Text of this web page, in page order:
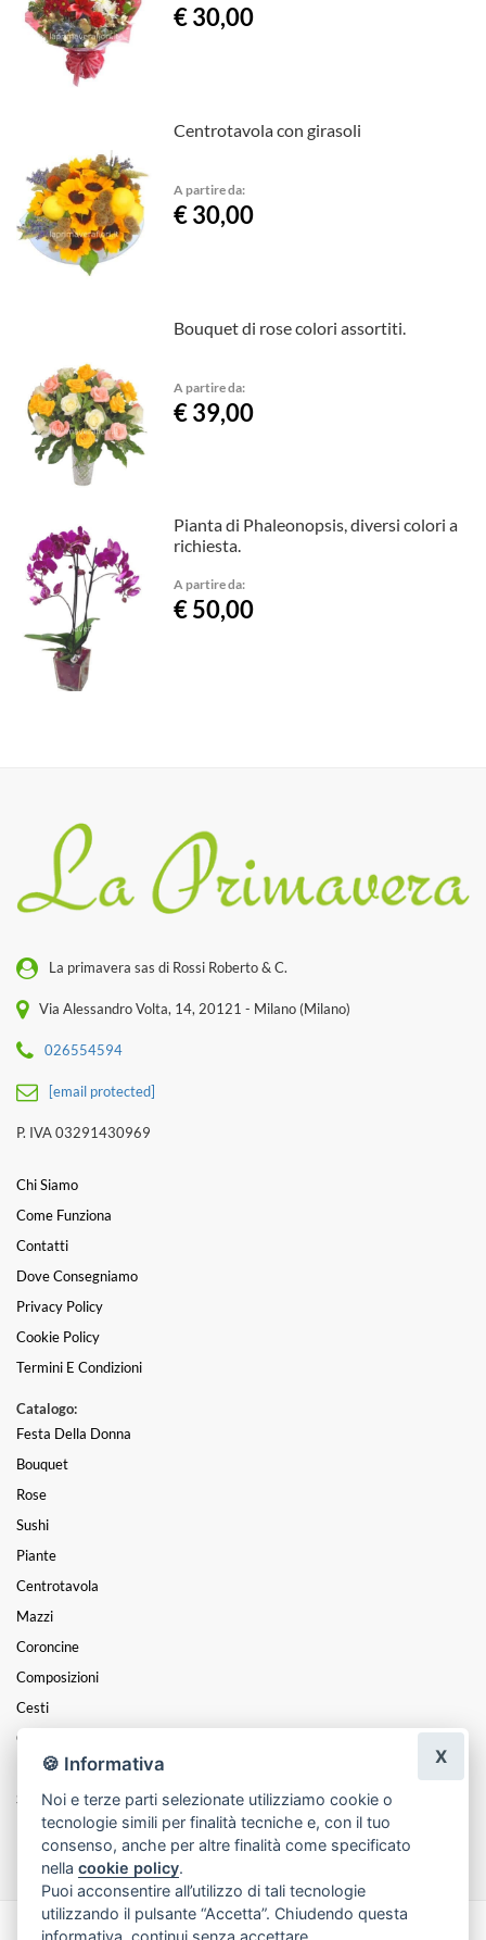
€ 30,00
Centrotavola con girasoli
A partire da:
€ 30,00
Bouquet di rose colori assortiti.
A partire da:
€ 39,00
Pianta di Phaleonopsis, diversi colori a
richiesta.
A partire da:
€ 50,00
La primavera sas di Rossi Roberto & C.
Via Alessandro Volta, 14, 20121 - Milano (Milano)
026554594
[email protected]
P. IVA 03291430969
Chi Siamo
Come Funziona
Contatti
Dove Consegniamo
Privacy Policy
Cookie Policy
Termini E Condizioni
Catalogo:
Festa Della Donna
Bouquet
Rose
Sushi
Piante
Centrotavola
Mazzi
Coroncine
Composizioni
Cesti
Cuori
Funebre
San Valentino
Festa Della Mamma
🍪 Informativa
Noi e terze parti selezionate utilizziamo cookie o
tecnologie simili per finalità tecniche e, con il tuo
consenso, anche per altre finalità come specificato
nellacookie policy.
Puoi acconsentire all’utilizzo di tali tecnologie
utilizzando il pulsante “Accetta”. Chiudendo questa
informativa, continui senza accettare.
X